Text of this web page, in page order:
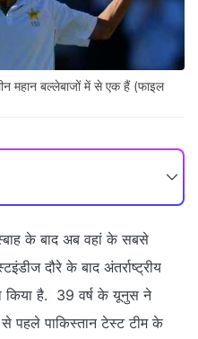
महान बल्‍लेबाजों में से एक हैं (फाइल
के बाद अब वहां के सबसे
दौरे के बाद अंतर्राष्ट्रीय
है. 39 वर्ष के यूनुस ने
पहले पाकिस्तान टेस्ट टीम के